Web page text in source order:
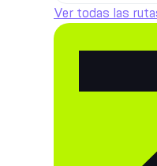
Ver todas las